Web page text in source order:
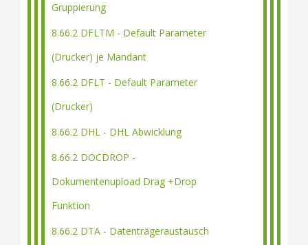
Gruppierung
8.66.2 DFLTM - Default Parameter
(Drucker) je Mandant
8.66.2 DFLT - Default Parameter
(Drucker)
8.66.2 DHL - DHL Abwicklung
8.66.2 DOCDROP -
Dokumentenupload Drag +Drop
Funktion
8.66.2 DTA - Datenträgeraustausch